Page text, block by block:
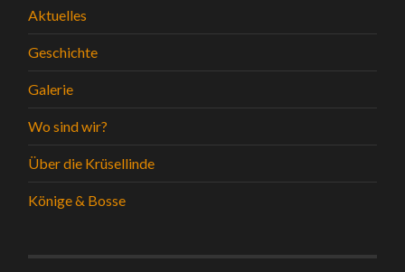
Aktuelles
Geschichte
Galerie
Wo sind wir?
Über die Krüsellinde
Könige & Bosse